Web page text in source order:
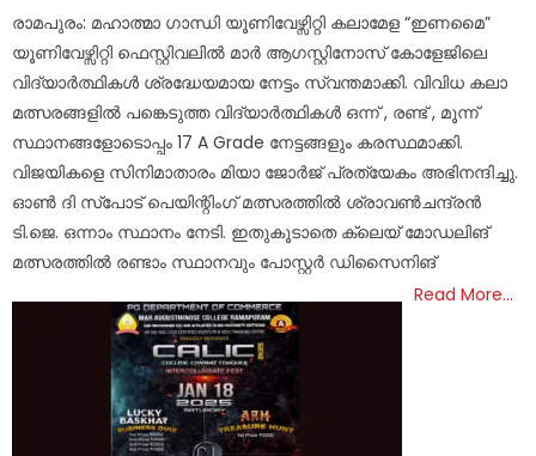
രാമപുരം: മഹാത്മാ ഗാന്ധി യൂണിവേഴ്സിറ്റി കലാമേള “ഇണമൈ”
യൂണിവേഴ്സിറ്റി ഫെസ്റ്റിവലിൽ മാർ ആഗസ്റ്റിനോസ് കോളേജിലെ
വിദ്യാർത്ഥികൾ ശ്രദ്ധേയമായ നേട്ടം സ്വന്തമാക്കി. വിവിധ കലാ
മത്സരങ്ങളിൽ പങ്കെടുത്ത വിദ്യാർത്ഥികൾ ഒന്ന് , രണ്ട് , മൂന്ന്
സ്ഥാനങ്ങളോടൊപ്പം 17 A Grade നേട്ടങ്ങളും കരസ്ഥമാക്കി.
വിജയികളെ സിനിമാതാരം മിയാ ജോർജ് പ്രത്യേകം അഭിനന്ദിച്ചു.
ഓൺ ദി സ്പോട് പെയിന്റിംഗ് മത്സരത്തിൽ ശ്രാവൺചന്ദ്രൻ
ടി.ജെ. ഒന്നാം സ്ഥാനം നേടി. ഇതുകൂടാതെ ക്ലെയ് മോഡലിങ്
മത്സരത്തിൽ രണ്ടാം സ്ഥാനവും പോസ്റ്റർ ഡിസൈനിങ്
Read More…